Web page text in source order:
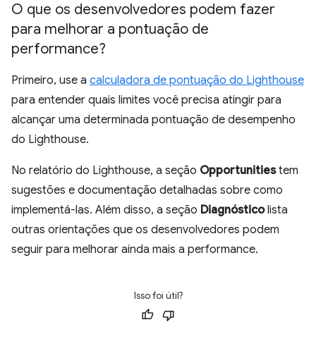
O que os desenvolvedores podem fazer
para melhorar a pontuação de
performance?
Primeiro, use a calculadora de pontuação do Lighthouse
para entender quais limites você precisa atingir para
alcançar uma determinada pontuação de desempenho
do Lighthouse.
No relatório do Lighthouse, a seção Opportunitiestem
sugestões e documentação detalhadas sobre como
implementá-las. Além disso, a seção Diagnósticolista
outras orientações que os desenvolvedores podem
seguir para melhorar ainda mais a performance.
Isso foi útil?